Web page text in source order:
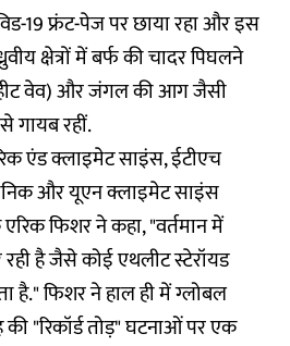
19 फ्रंट-पेज पर छाया रहा और इस
क्षेत्रों में बर्फ की चादर पिघलने
वेव) और जंगल की आग जैसी
गायब रहीं.
एंड क्लाइमेट साइंस, ईटीएच
और यूएन क्लाइमेट साइंस
फिशर ने कहा, "वर्तमान में
है जैसे कोई एथलीट स्टेरॉयड
है." फिशर ने हाल ही में ग्लोबल
"रिकॉर्ड तोड़" घटनाओं पर एक